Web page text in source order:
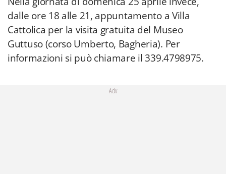
dalle ore 18 alle 21, appuntamento a Villa
Cattolica per la visita gratuita del Museo
Guttuso (corso Umberto, Bagheria). Per
informazioni si può chiamare il 339.4798975.
Adv